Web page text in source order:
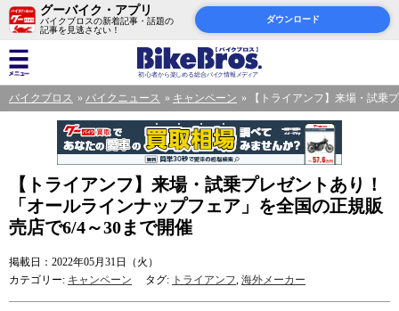
グーバイク・アプリ
バイクブロスの新着記事・話題の
記事を見逃さない！
ダウンロード
バイクブロス バイクニュース キャンペーン 【トライアンフ】来場・試乗
【トライアンフ】来場・試乗プレゼントあり！
「オールラインナップフェア」を全国の正規販
売店で6/4～30まで開催
掲載日：2022年05月31日（火）
カテゴリー: キャンペーン タグ: トライアンフ, 海外メーカー